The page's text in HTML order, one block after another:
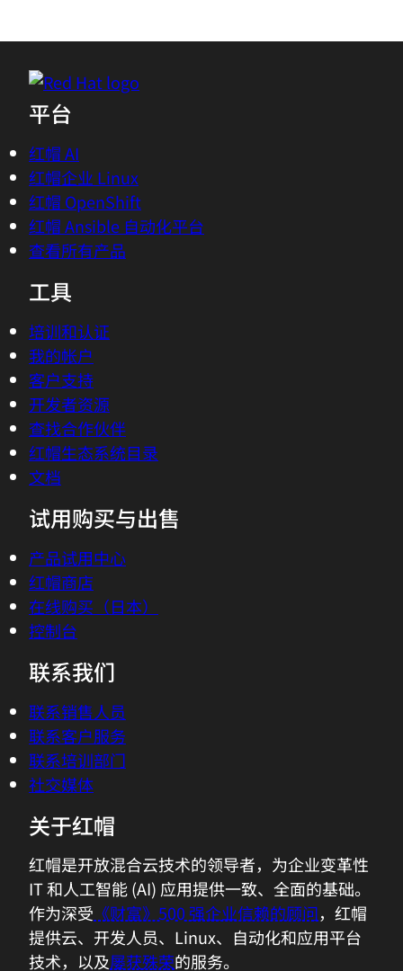
平台
红帽 AI
红帽企业 Linux
红帽 OpenShift
红帽 Ansible 自动化平台
查看所有产品
工具
培训和认证
我的帐户
客户支持
开发者资源
查找合作伙伴
红帽生态系统目录
文档
试用购买与出售
产品试用中心
红帽商店
在线购买（日本）
控制台
联系我们
联系销售人员
联系客户服务
联系培训部门
社交媒体
关于红帽
红帽是开放混合云技术的领导者，为企业变革性
IT 和人工智能 (AI) 应用提供一致、全面的基础。
作为深受 《财富》500 强企业信赖的顾问，红帽
提供云、开发人员、Linux、自动化和应用平台
技术，以及屡获殊荣的服务。